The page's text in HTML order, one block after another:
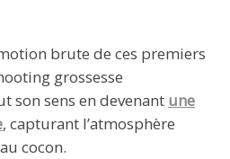
brute de ces premiers
grossesse
son sens en devenant une
, capturant l’atmosphère
cocon.